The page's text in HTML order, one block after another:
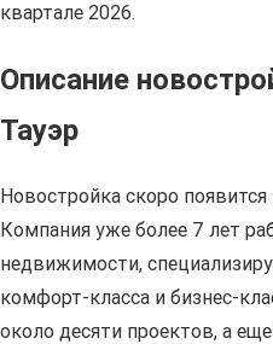
квартале 2026.
Описание
Тауэр
Новостройка скоро появится
Компания уже более 7 лет
недвижимости,
комфорт-класса и бизнес-
около десяти проектов, а